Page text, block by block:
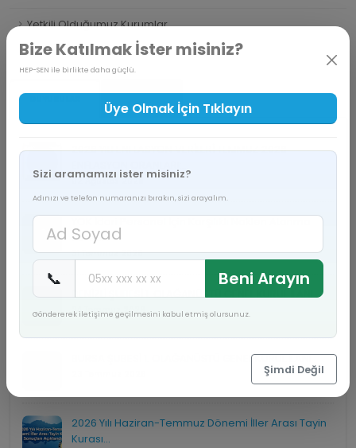
Yetkili Olduğumuz Kurumlar
2026 YILI ENFLASYON VERİLERİ TEMMUZ 2026
02 Ağustos 2026
Süreci...
31 Temmuz 2026
DENİZLİ ŞUBESİ 1. OLAĞANÜSTÜ GENEL KURUL İLANI
24 Temmuz 2026
BURSA ŞUBESİ 1. OLAĞANÜSTÜ GENEL KURUL İLANI
2026 Yılı Haziran-Temmuz Dönemi İller Arası Tayin
Kurası...
Bize Katılmak İster misiniz?
HEP-SEN ile birlikte daha güçlü.
Üye Olmak İçin Tıklayın
Sizi aramamızı ister misiniz?
Adınızı ve telefon numaranızı bırakın, sizi arayalım.
📞 Beni Arayın
Göndererek iletişime geçilmesini kabul etmiş olursunuz.
Şimdi Değil